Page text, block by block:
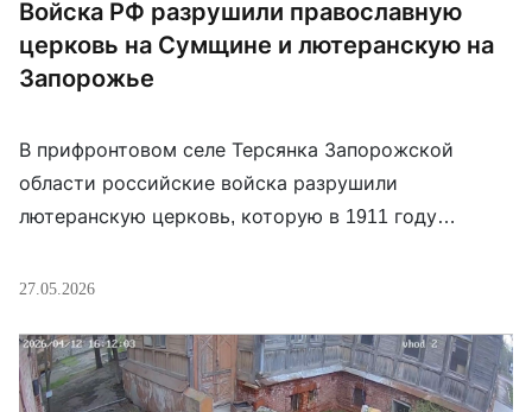
Войска РФ разрушили православную
церковь на Сумщине и лютеранскую на
Запорожье
В прифронтовом селе Терсянка Запорожской
области российские войска разрушили
лютеранскую церковь, которую в 1911 году
Нидерландов. Также войска РФ разрушили
области. Руины церкви были обнаружены 25 мая,
когда дистанционно обследовали территорию. По
27.05.2026